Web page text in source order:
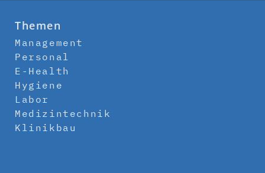
Themen
Management
Personal
E-Health
Hygiene
Labor
Medizintechnik
Klinikbau